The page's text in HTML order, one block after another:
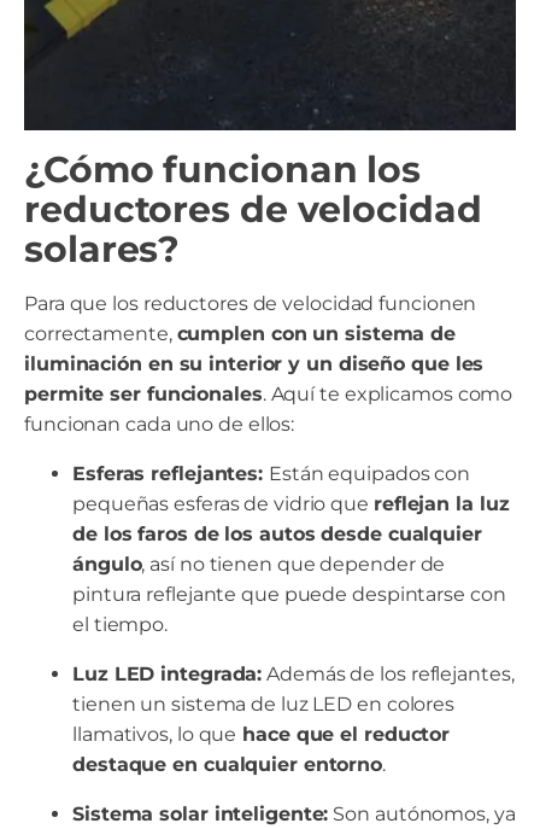
¿Cómo funcionan los
reductores de velocidad
solares?
Para que los reductores de velocidad funcionen
correctamente, cumplen con un sistema de
iluminación en su interior y un diseño que les
permite ser funcionales. Aquí te explicamos como
funcionan cada uno de ellos:
Esferas reflejantes: Están equipados con
pequeñas esferas de vidrio que reflejan la luz
de los faros de los autos desde cualquier
ángulo, así no tienen que depender de
pintura reflejante que puede despintarse con
el tiempo.
Luz LED integrada: Además de los reflejantes,
tienen un sistema de luz LED en colores
llamativos, lo que hace que el reductor
destaque en cualquier entorno.
Sistema solar inteligente: Son autónomos, ya